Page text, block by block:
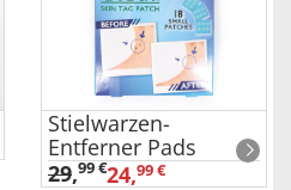
Stielwarzen-
Entferner Pads
29,99 €24,99 €